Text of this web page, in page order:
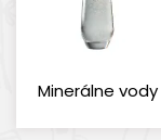
Minerálne vody